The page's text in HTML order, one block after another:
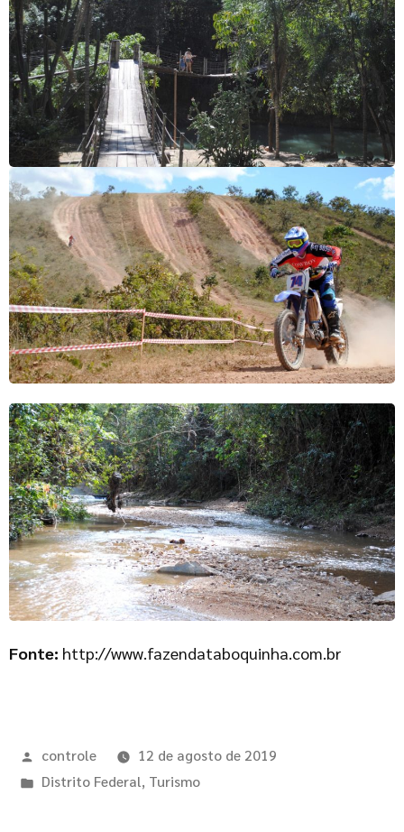
Fonte: http://www.fazendataboquinha.com.br
controle
12 de agosto de 2019
Distrito Federal, Turismo